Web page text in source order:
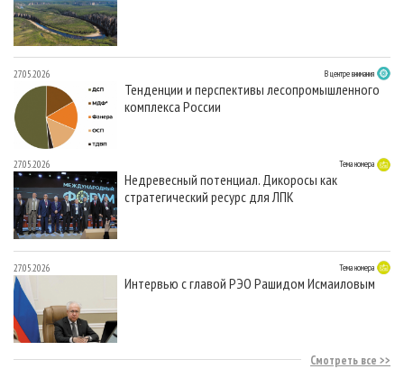
27.05.2026 В центре внимания
Тенденции и перспективы лесопромышленного
комплекса России
27.05.2026 Тема номера
Недревесный потенциал. Дикоросы как
стратегический ресурс для ЛПК
27.05.2026 Тема номера
Интервью с главой РЭО Рашидом Исмаиловым
Смотреть все